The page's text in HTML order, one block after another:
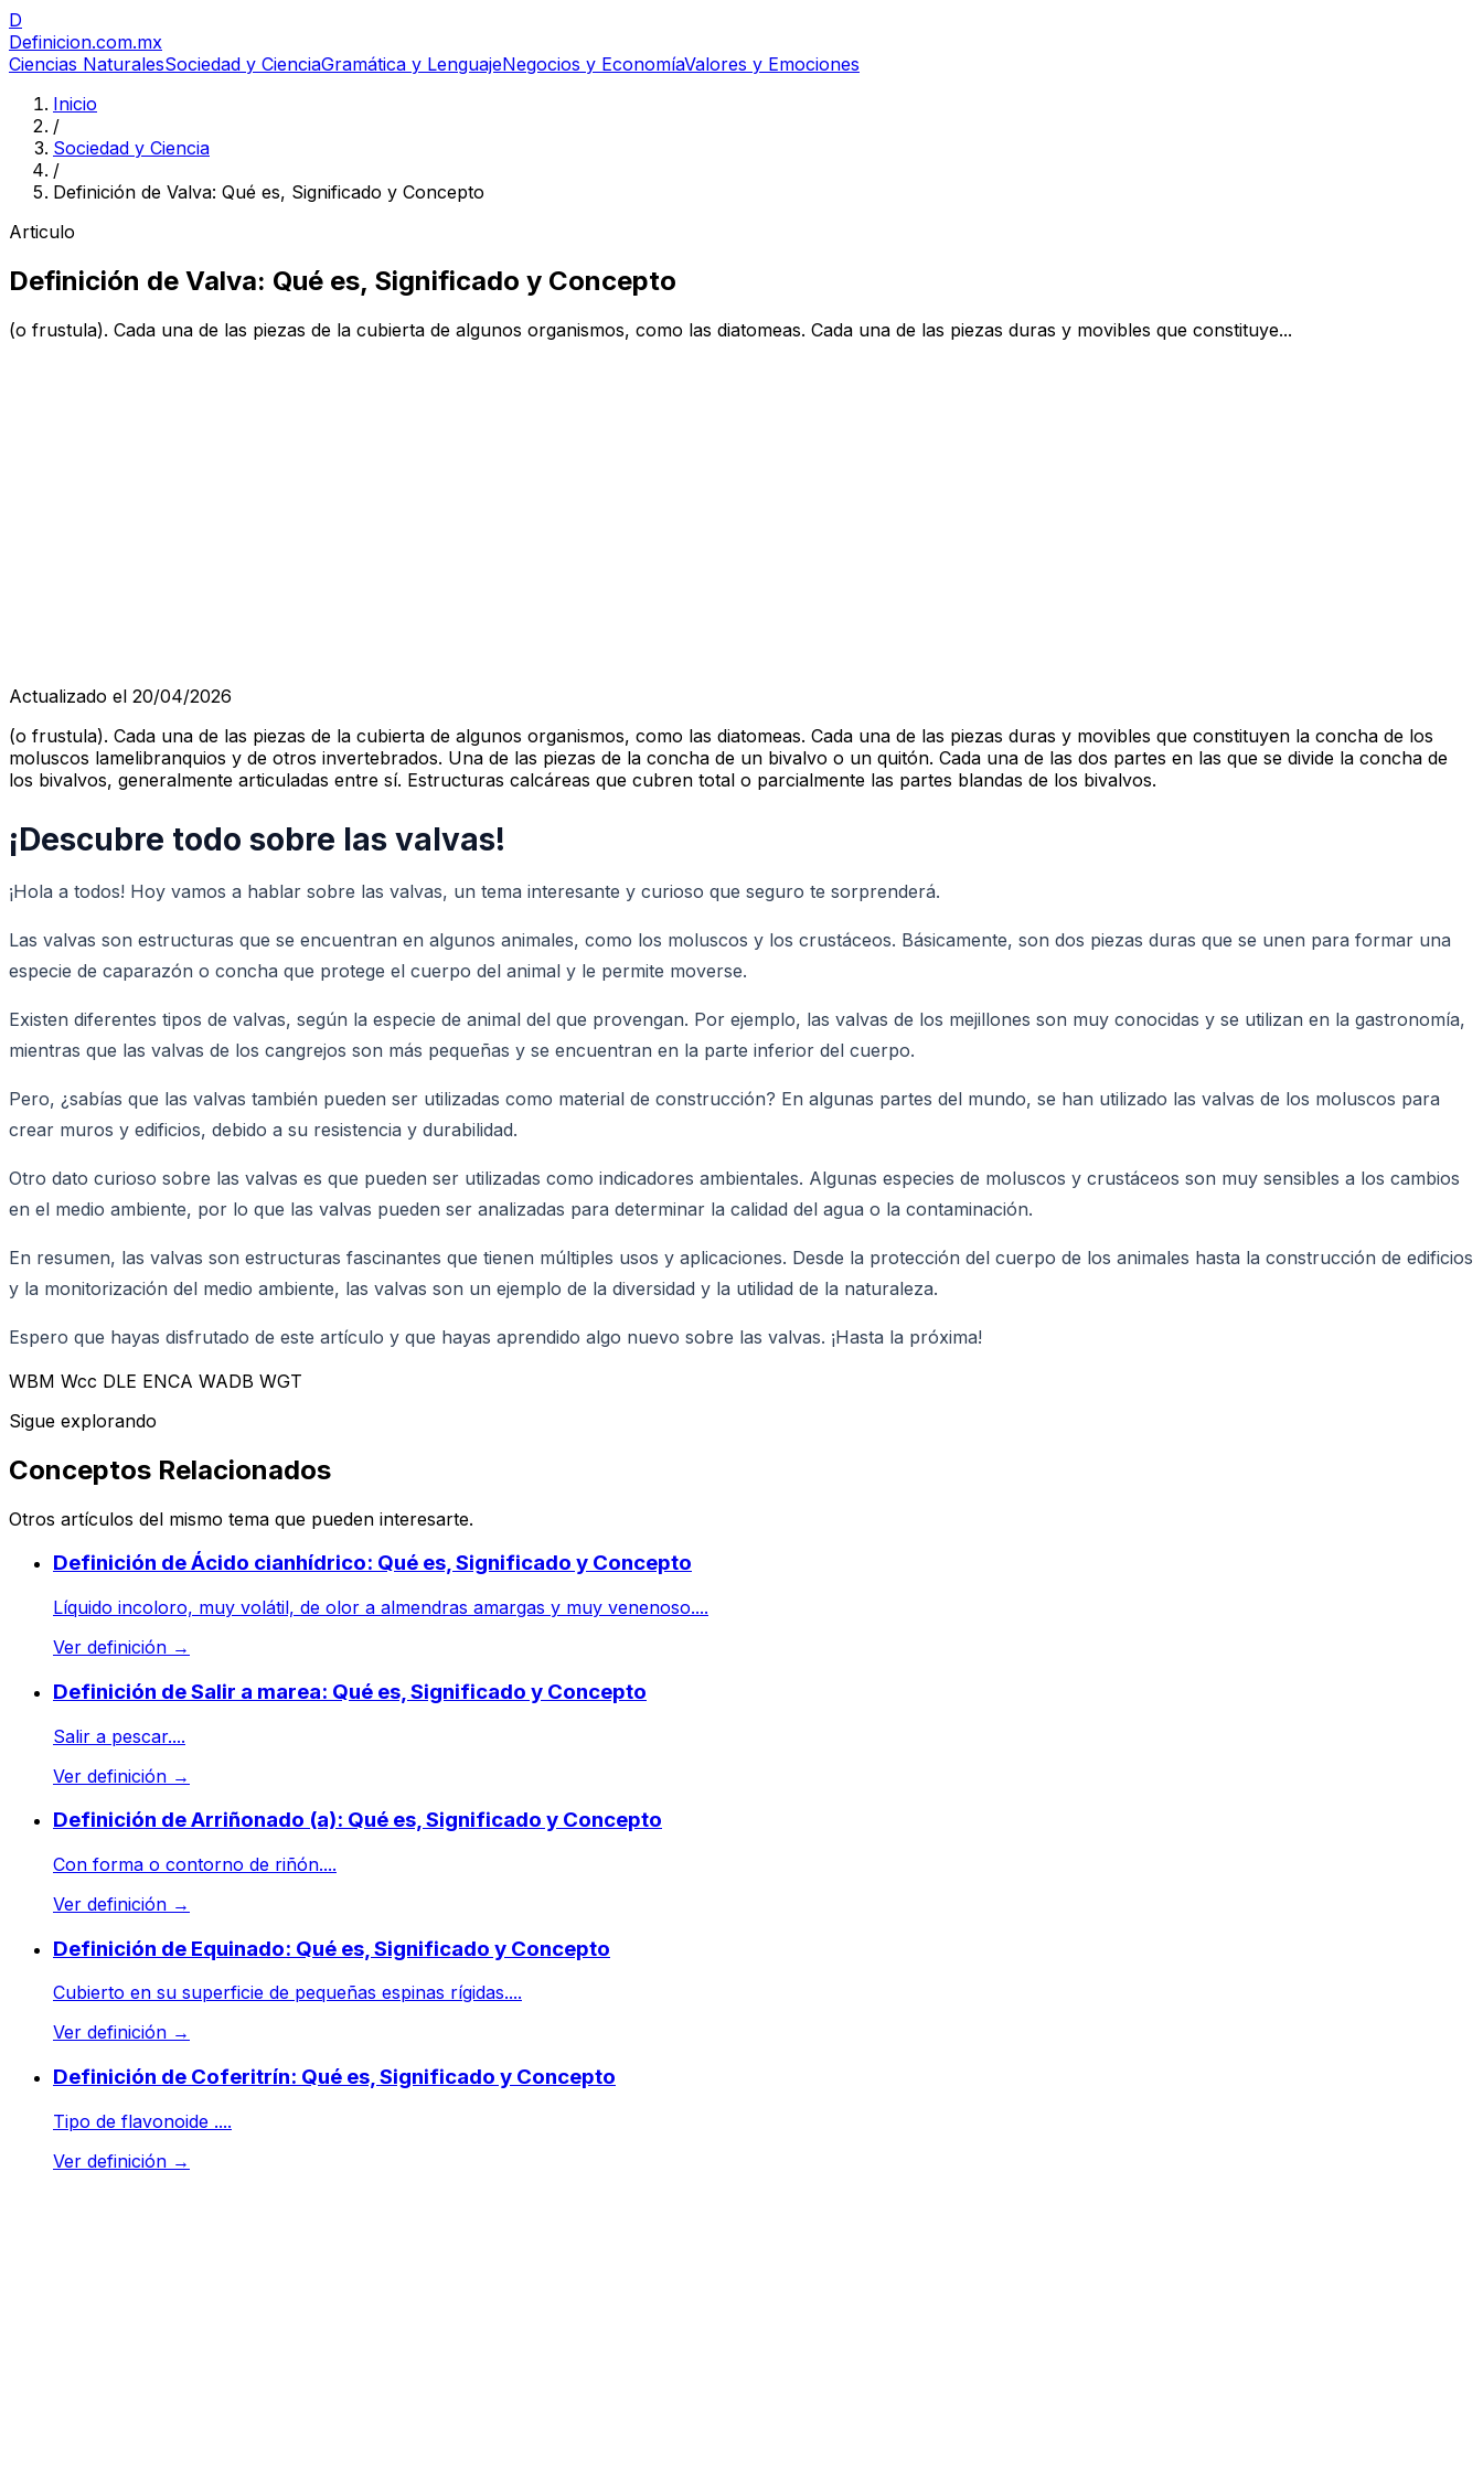
D
Definicion.com.mx
Ciencias NaturalesSociedad y CienciaGramática y LenguajeNegocios y EconomíaValores y Emociones
Inicio
/
Sociedad y Ciencia
/
Definición de Valva: Qué es, Significado y Concepto
Articulo
Definición de Valva: Qué es, Significado y Concepto
(o frustula). Cada una de las piezas de la cubierta de algunos organismos, como las diatomeas. Cada una de las piezas duras y movibles que constituye...
Actualizado el 20/04/2026
(o frustula). Cada una de las piezas de la cubierta de algunos organismos, como las diatomeas. Cada una de las piezas duras y movibles que constituyen la concha de los
moluscos lamelibranquios y de otros invertebrados. Una de las piezas de la concha de un bivalvo o un quitón. Cada una de las dos partes en las que se divide la concha de
los bivalvos, generalmente articuladas entre sí. Estructuras calcáreas que cubren total o parcialmente las partes blandas de los bivalvos.
¡Descubre todo sobre las valvas!
¡Hola a todos! Hoy vamos a hablar sobre las valvas, un tema interesante y curioso que seguro te sorprenderá.
Las valvas son estructuras que se encuentran en algunos animales, como los moluscos y los crustáceos. Básicamente, son dos piezas duras que se unen para formar una
especie de caparazón o concha que protege el cuerpo del animal y le permite moverse.
Existen diferentes tipos de valvas, según la especie de animal del que provengan. Por ejemplo, las valvas de los mejillones son muy conocidas y se utilizan en la gastronomía,
mientras que las valvas de los cangrejos son más pequeñas y se encuentran en la parte inferior del cuerpo.
Pero, ¿sabías que las valvas también pueden ser utilizadas como material de construcción? En algunas partes del mundo, se han utilizado las valvas de los moluscos para
crear muros y edificios, debido a su resistencia y durabilidad.
Otro dato curioso sobre las valvas es que pueden ser utilizadas como indicadores ambientales. Algunas especies de moluscos y crustáceos son muy sensibles a los cambios
en el medio ambiente, por lo que las valvas pueden ser analizadas para determinar la calidad del agua o la contaminación.
En resumen, las valvas son estructuras fascinantes que tienen múltiples usos y aplicaciones. Desde la protección del cuerpo de los animales hasta la construcción de edificios
y la monitorización del medio ambiente, las valvas son un ejemplo de la diversidad y la utilidad de la naturaleza.
Espero que hayas disfrutado de este artículo y que hayas aprendido algo nuevo sobre las valvas. ¡Hasta la próxima!
WBM Wcc DLE ENCA WADB WGT
Sigue explorando
Conceptos Relacionados
Otros artículos del mismo tema que pueden interesarte.
Definición de Ácido cianhídrico: Qué es, Significado y Concepto
Líquido incoloro, muy volátil, de olor a almendras amargas y muy venenoso....
Ver definición →
Definición de Salir a marea: Qué es, Significado y Concepto
Salir a pescar....
Ver definición →
Definición de Arriñonado (a): Qué es, Significado y Concepto
Con forma o contorno de riñón....
Ver definición →
Definición de Equinado: Qué es, Significado y Concepto
Cubierto en su superficie de pequeñas espinas rígidas....
Ver definición →
Definición de Coferitrín: Qué es, Significado y Concepto
Tipo de flavonoide ....
Ver definición →